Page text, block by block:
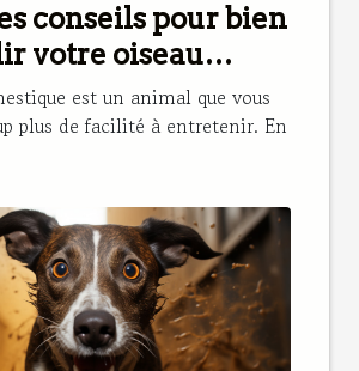
conseils pour bien
votre oiseau
est un animal que vous
plus de facilité à entretenir. En